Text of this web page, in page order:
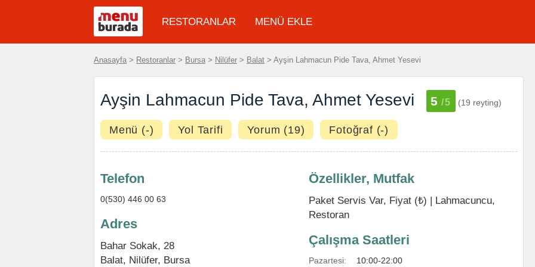
RESTORANLAR MENÜ EKLE
Anasayfa > Restoranlar > Bursa > Nilüfer > Balat > Ayşin Lahmacun Pide Tava, Ahmet Yesevi
Ayşin Lahmacun Pide Tava, Ahmet Yesevi 5 /5 (19 reyting)
Menü (-) Yol Tarifi Yorum (19) Fotoğraf (-)
Telefon
0(530) 446 00 63
Adres
Bahar Sokak, 28
Balat, Nilüfer, Bursa
Özellikler, Mutfak
Paket Servis Var, Fiyat (₺) | Lahmacuncu,
Restoran
Çalışma Saatleri
Pazartesi:
10:00-22:00